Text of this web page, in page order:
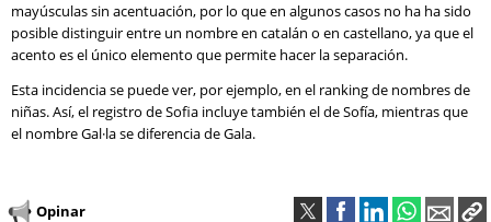
mayúsculas sin acentuación, por lo que en algunos casos no ha ha sido
posible distinguir entre un nombre en catalán o en castellano, ya que el
acento es el único elemento que permite hacer la separación.
Esta incidencia se puede ver, por ejemplo, en el ranking de nombres de
niñas. Así, el registro de Sofia incluye también el de Sofía, mientras que
el nombre Gal·la se diferencia de Gala.
Opinar